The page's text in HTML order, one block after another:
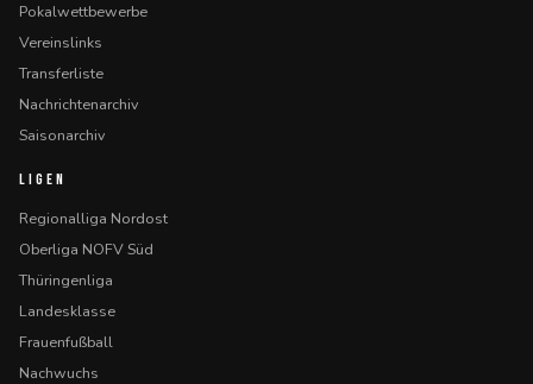
Pokalwettbewerbe
Vereinslinks
Transferliste
Nachrichtenarchiv
Saisonarchiv
LIGEN
Regionalliga Nordost
Oberliga NOFV Süd
Thüringenliga
Landesklasse
Frauenfußball
Nachwuchs